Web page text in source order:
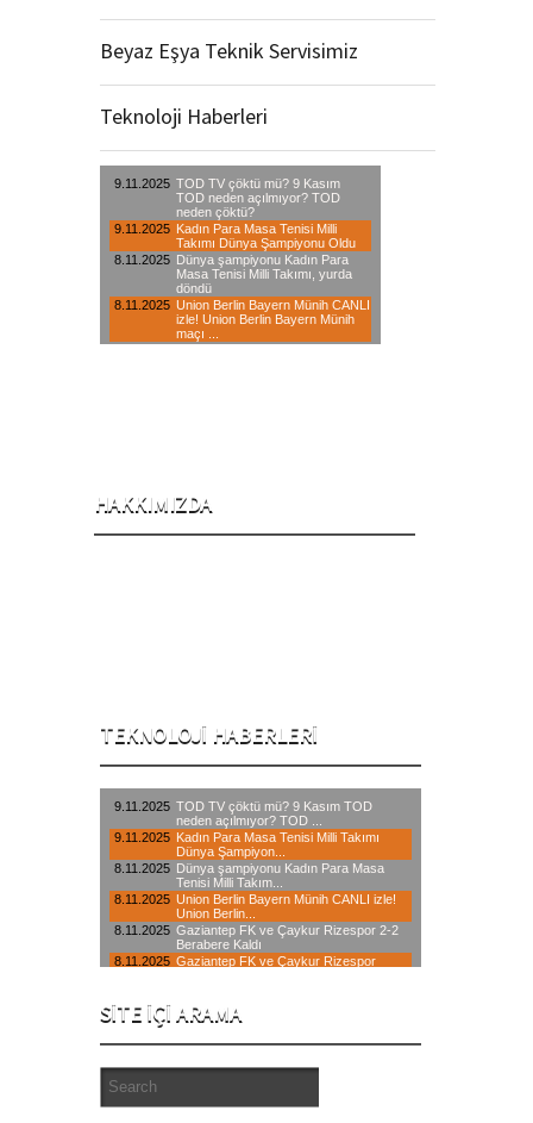
Beyaz Eşya Teknik Servisimiz
Teknoloji Haberleri
HAKKIMIZDA
TEKNOLOJI HABERLERI
SITE İÇI ARAMA